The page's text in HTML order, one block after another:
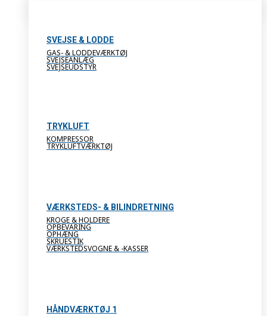
SVEJSE & LODDE
GAS- & LODDEVÆRKTØJ
SVEJSEANLÆG
SVEJSEUDSTYR
TRYKLUFT
KOMPRESSOR
TRYKLUFTVÆRKTØJ
VÆRKSTEDS- & BILINDRETNING
KROGE & HOLDERE
OPBEVARING
OPHÆNG
SKRUESTIK
VÆRKSTEDSVOGNE & -KASSER
HÅNDVÆRKTØJ 1